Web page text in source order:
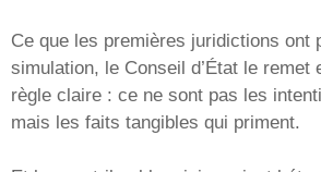
Ce que les premières juridictions ont
simulation, le Conseil d’État le remet
règle claire : ce ne sont pas les
mais les faits tangibles qui priment.